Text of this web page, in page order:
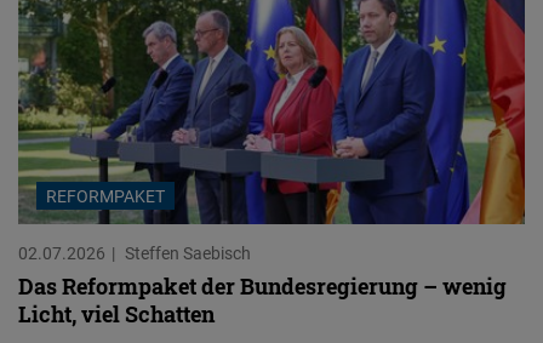
REFORMPAKET
02.07.2026 Steffen Saebisch
Das Reformpaket der Bundesregierung – wenig
Licht, viel Schatten